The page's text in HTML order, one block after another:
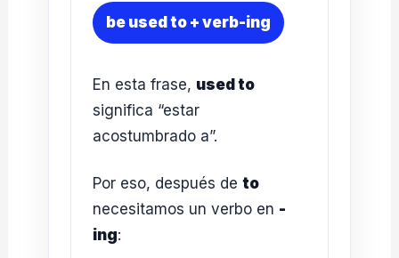
be used to + verb-ing
En esta frase, used to
significa “estar
acostumbrado a”.
Por eso, después deto
necesitamos un verbo en -
ing: